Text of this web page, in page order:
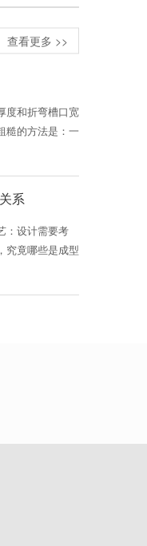
查看更多 >>
度和折弯槽口宽
糙的方法是：一
系
：设计需要考
究竟哪些是成型